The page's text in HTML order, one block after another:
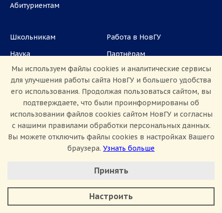
Абитуриентам
Школьникам
Наука
Аспирантам
Работа в НовГУ
Партнёрам
Задать вопрос
ул. Большая Санкт-Петербургская, 41, каб.
1101, 1103
Приемная комиссия: +7(8162)33-20-44
Мы используем файлы cookies и аналитические сервисы
для улучшения работы сайта НовГУ и большего удобства
его использования. Продолжая пользоваться сайтом, вы
подтверждаете, что были проинформированы об
использовании файлов cookies сайтом НовГУ и согласны
с нашими правилами обработки персональных данных.
Вы можете отключить файлы cookies в настройках Вашего
браузера. Узнать больше
Минимальные
Аналитические/Функциональные
Принять
Настроить